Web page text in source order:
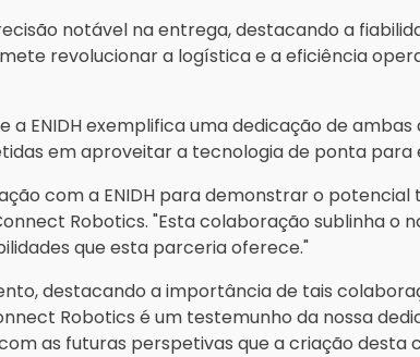
notável na entrega, destacando a
revolucionar a logística e a eficiência
ENIDH exemplifica uma dedicação de
em aproveitar a tecnologia de ponta para
com a ENIDH para demonstrar o
Robotics. "Esta colaboração sublinha
que esta parceria oferece."
destacando a importância de tais
Robotics é um testemunho da nossa
as futuras perspetivas que a criação